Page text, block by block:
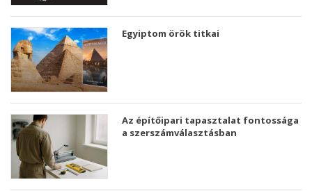
Egyiptom örök titkai
Az építőipari tapasztalat fontossága
a szerszámválasztásban